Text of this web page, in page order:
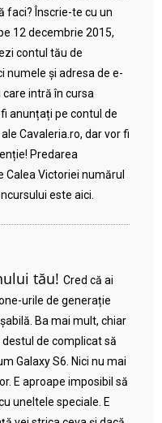
faci? Înscrie-te cu un
12 decembrie 2015,
contul tău de
numele și adresa de e-
intră în cursa
anunțați pe contul de
Cavaleria.ro, dar vor fi
Predarea
Victoriei numărul
este aici.
tău! Cred că ai
urile de generație
Ba mai mult, chiar
de complicat să
Galaxy S6. Nici nu mai
E aproape imposibil să
uneltele speciale. E